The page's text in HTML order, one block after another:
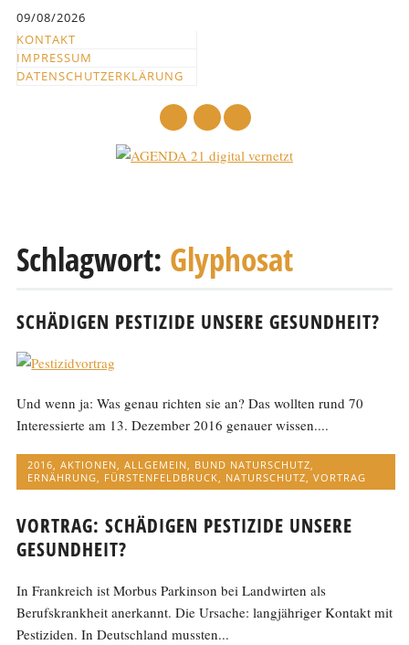
springen
09/08/2026
KONTAKT
IMPRESSUM
DATENSCHUTZERKLÄRUNG
zum
Schlagwort: Glyphosat
SCHÄDIGEN PESTIZIDE UNSERE GESUNDHEIT?
Und wenn ja: Was genau richten sie an? Das wollten rund 70
Interessierte am 13. Dezember 2016 genauer wissen....
2016,AKTIONEN,ALLGEMEIN, BUND NATURSCHUTZ,
ERNÄHRUNG, FÜRSTENFELDBRUCK, NATURSCHUTZ,VORTRAG
VORTRAG: SCHÄDIGEN PESTIZIDE UNSERE
GESUNDHEIT?
In Frankreich ist Morbus Parkinson bei Landwirten als
Berufskrankheit anerkannt. Die Ursache: langjähriger Kontakt mit
Pestiziden. In Deutschland mussten...